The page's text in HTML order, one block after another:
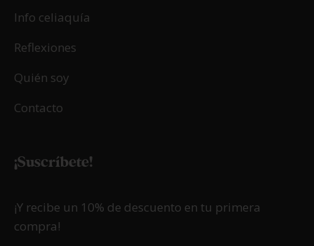
Info celiaquía
Reflexiones
Quién soy
Contacto
¡Suscríbete!
¡Y recibe un 10% de descuento en tu primera
compra!